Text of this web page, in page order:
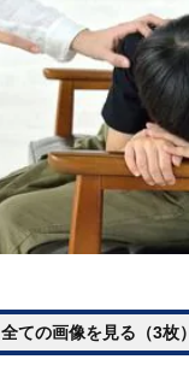
全ての画像を見る（3枚）